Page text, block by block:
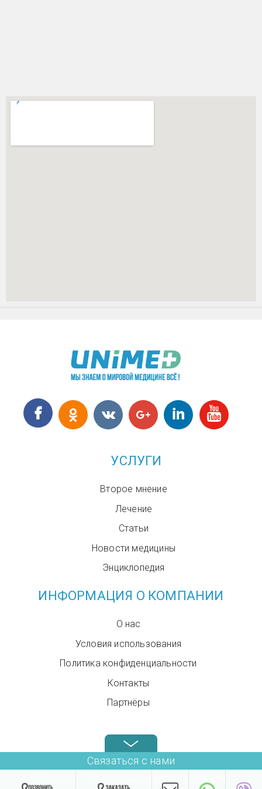
УСЛУГИ
Второе мнение
Лечение
Статьи
Новости медицины
Энциклопедия
ИНФОРМАЦИЯ О КОМПАНИИ
О нас
Условия использования
Политика конфиденциальности
Контакты
Партнёры
Звоните нам в любое время: +972.4.6899580
Связаться с нами